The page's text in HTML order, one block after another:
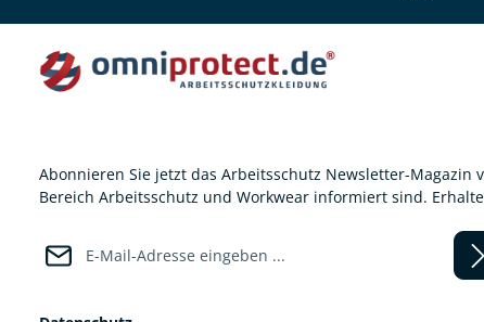
Abonnieren Sie jetzt das Arbeitsschutz Newsletter-
Bereich Arbeitsschutz und Workwear informiert sind.